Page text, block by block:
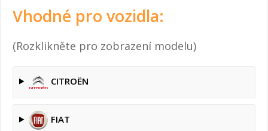
Vhodné pro vozidla:
(Rozklikněte pro zobrazení modelu)
CITROËN
FIAT